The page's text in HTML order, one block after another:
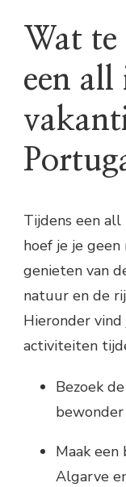
Wat te
een all
Tijdens een
hoef je je
genieten van
natuur en de
Hieronder
activiteiten
Bezoek
Maak
Algarve